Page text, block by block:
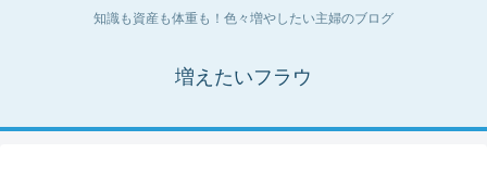
知識も資産も体重も！色々増やしたい主婦のブログ
増えたいフラウ